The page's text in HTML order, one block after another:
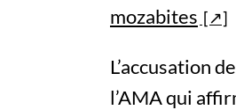
mozabites
L’accusation
l’AMA qui